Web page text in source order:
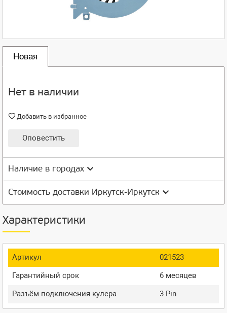
Новая
Нет в наличии
Добавить в избранное
Оповестить
Наличие в городах
Стоимость доставки Иркутск-Иркутск
Характеристики
Артикул
021523
Гарантийный срок
6 месяцев
Разъём подключения кулера
3 Pin